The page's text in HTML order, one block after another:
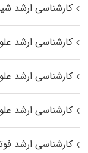
کارشناسی ارشد
کارشناسی ارشد
کارشناسی ارشد
کارشناسی ارشد
کارشناسی ارشد